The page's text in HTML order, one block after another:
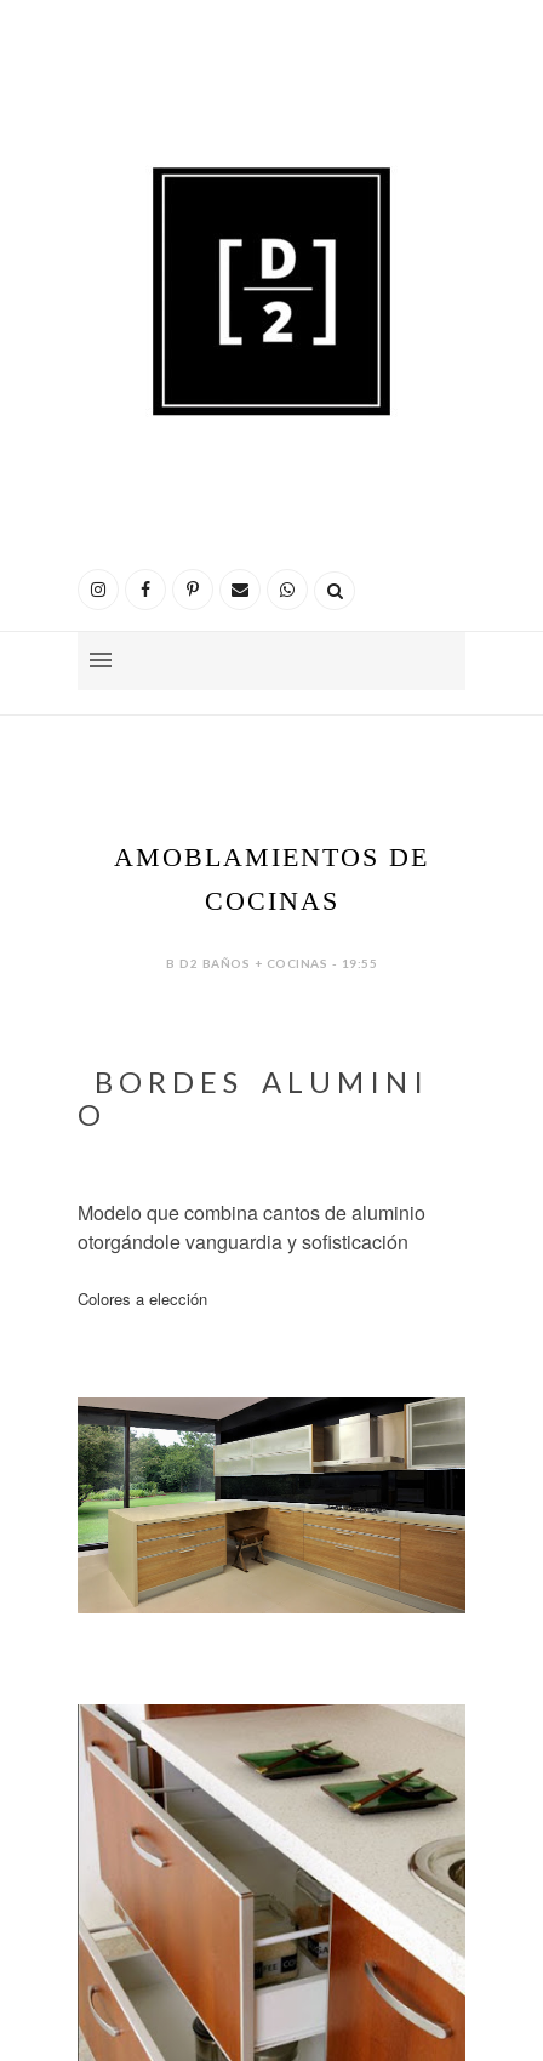
AMOBLAMIENTOS DE
COCINAS
B D2 BAÑOS + COCINAS - 19:55
B O R D E S A L U M I N I
O
Modelo que combina cantos de aluminio
otorgándole vanguardia y sofisticación
Colores a elección